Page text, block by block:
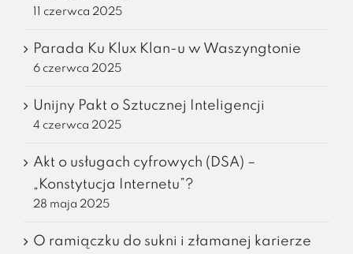
11 czerwca 2025
Parada Ku Klux Klan-u w Waszyngtonie
6 czerwca 2025
Unijny Pakt o Sztucznej Inteligencji
4 czerwca 2025
Akt o usługach cyfrowych (DSA) –
„Konstytucja Internetu”?
28 maja 2025
O ramiączku do sukni i złamanej karierze